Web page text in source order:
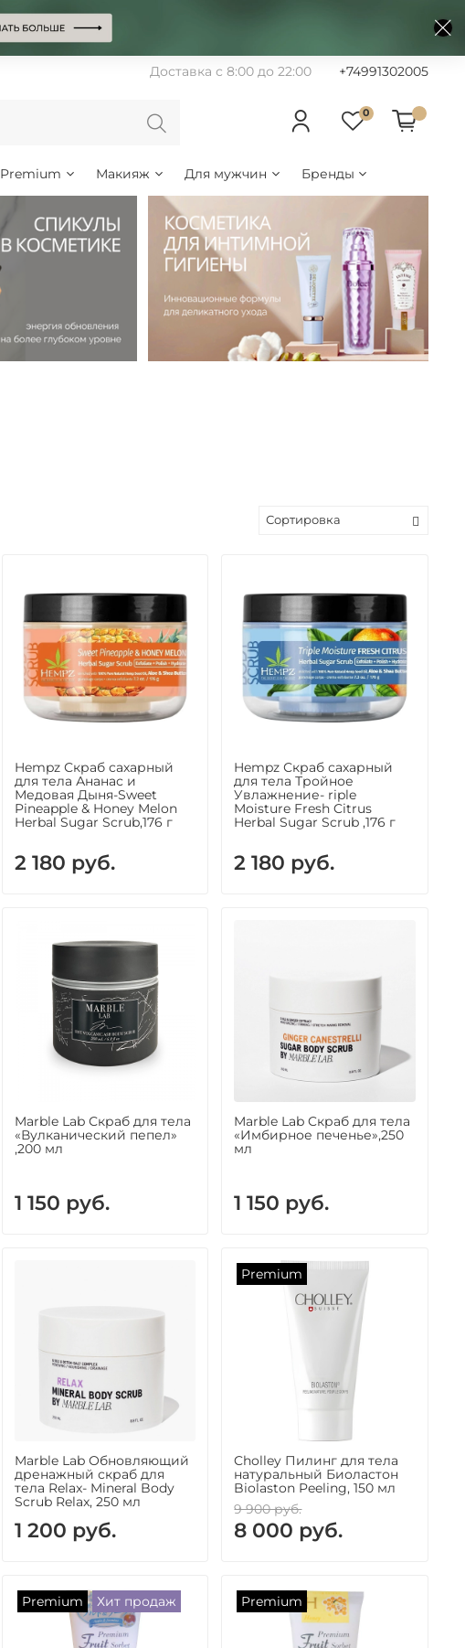
Доставка с 8:00 до 22:00 +74991302005
0
Premium Макияж Для мужчин Бренды
Hempz Скраб сахарный
для тела Ананас и
Медовая Дыня-Sweet
Pineapple & Honey Melon
Herbal Sugar Scrub,176 г
2 180 руб.
Hempz Скраб сахарный
для тела Тройное
Увлажнение- riple
Moisture Fresh Citrus
Herbal Sugar Scrub ,176 г
2 180 руб.
Marble Lab Скраб для тела
«Вулканический пепел»
,200 мл
1 150 руб.
Marble Lab Cкраб для тела
«Имбирное печенье»,250
мл
1 150 руб.
Marble Lab Обновляющий
дренажный скраб для
тела Relax- Mineral Body
Scrub Relax, 250 мл
1 200 руб.
Premium
Cholley Пилинг для тела
натуральный Биоластон
Biolaston Peeling, 150 мл
9 900 руб.
8 000 руб.
Premium Хит продаж Premium